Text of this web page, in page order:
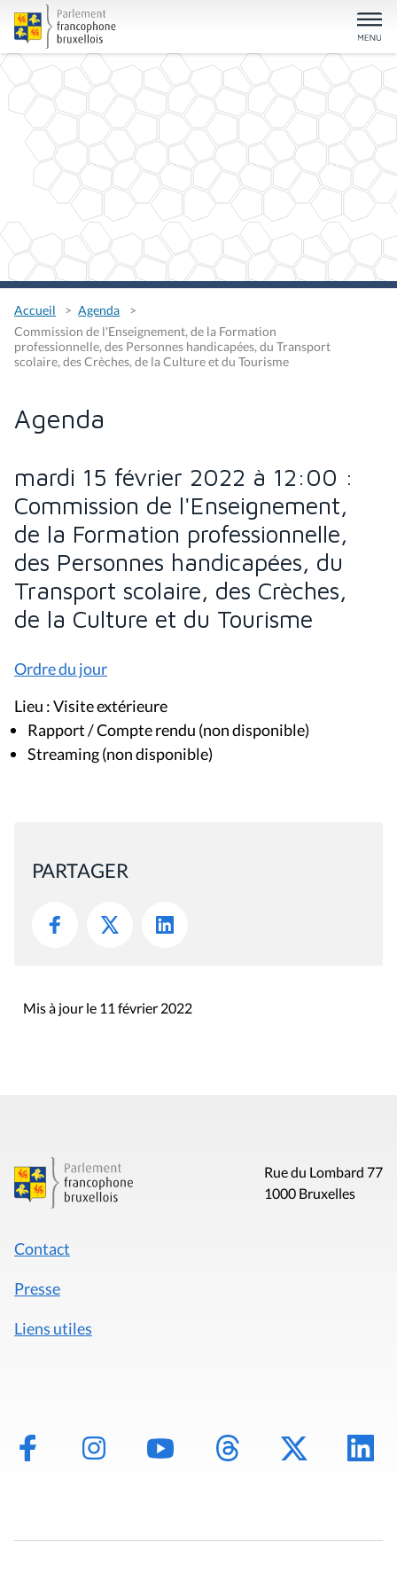
Accueil
Agenda
Commission de l'Enseignement, de la Formation
professionnelle, des Personnes handicapées, du Transport
scolaire, des Crèches, de la Culture et du Tourisme
Agenda
mardi 15 février 2022 à 12:00 :
Commission de l'Enseignement,
de la Formation professionnelle,
des Personnes handicapées, du
Transport scolaire, des Crèches,
de la Culture et du Tourisme
Ordre du jour
Lieu : Visite extérieure
Rapport / Compte rendu (non disponible)
Streaming (non disponible)
PARTAGER
Mis à jour le 11 février 2022
Rue du Lombard 77
1000 Bruxelles
Contact
Presse
Liens utiles